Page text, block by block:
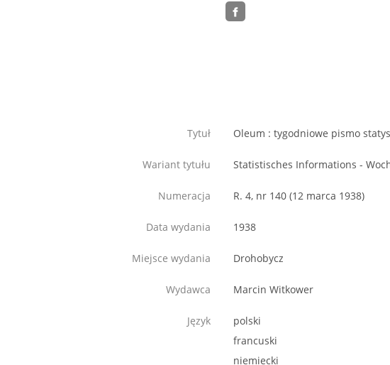
Tytuł Oleum : tygodniowe pismo
Wariant tytułu Statistisches Informations -
Numeracja R. 4, nr 140 (12 marca 1938)
Data wydania 1938
Miejsce wydania Drohobycz
Wydawca Marcin Witkower
Język
polski
francuski
niemiecki